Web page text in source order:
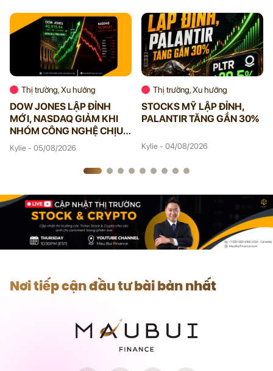
Thị trường, Xu hướng
DOW JONES LẬP ĐỈNH
MỚI, NASDAQ GIẢM KHI
NHÓM CÔNG NGHỆ CHỊU
ÁP LỰC
Kylie - 05/08/2026
Thị trường, Xu hướng
STOCKS MỸ LẬP ĐỈNH,
PALANTIR TĂNG GẦN 30%
Kylie - 04/08/2026
Nơi tiếp cận đầu tư bài bản nhất